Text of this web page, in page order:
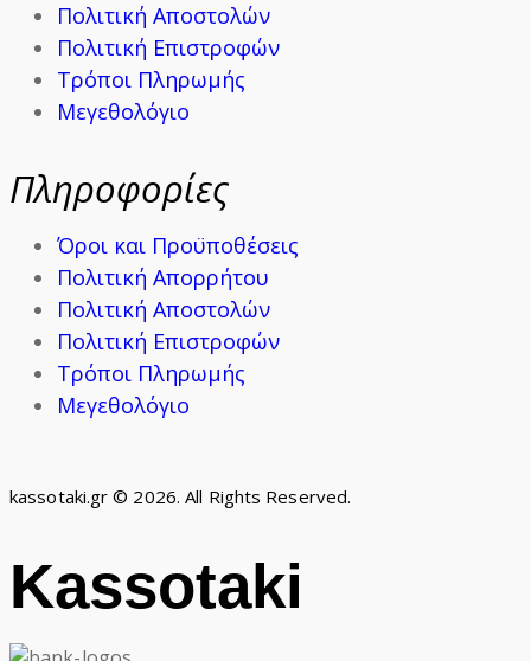
Πολιτική Αποστολών
Πολιτική Επιστροφών
Τρόποι Πληρωμής
Μεγεθολόγιο
Πληροφορίες
Όροι και Προϋποθέσεις
Πολιτική Απορρήτου
Πολιτική Αποστολών
Πολιτική Επιστροφών
Τρόποι Πληρωμής
Μεγεθολόγιο
kassotaki.gr © 2026. All Rights Reserved.
Kassotaki